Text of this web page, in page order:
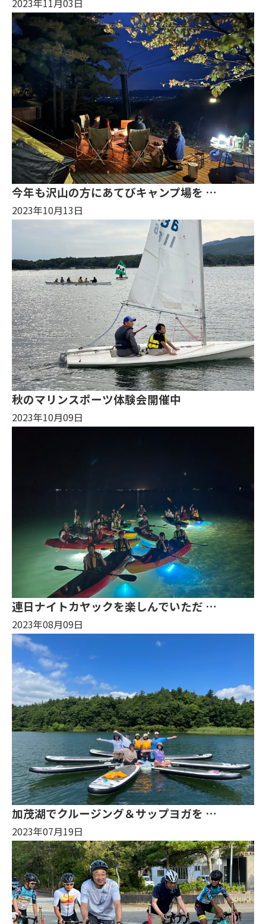
2023年11月03日
今年も沢山の方にあてびキャンプ場を …
2023年10月13日
秋のマリンスポーツ体験会開催中
2023年10月09日
連日ナイトカヤックを楽しんでいただ …
2023年08月09日
加茂湖でクルージング＆サップヨガを …
2023年07月19日